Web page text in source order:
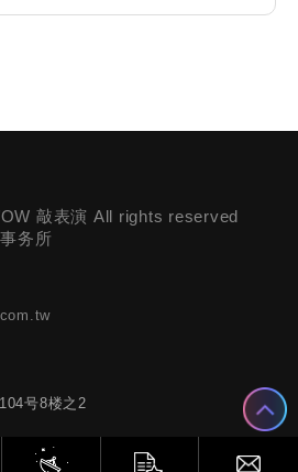
敲表演 All rights reserved
务所
号8楼之2